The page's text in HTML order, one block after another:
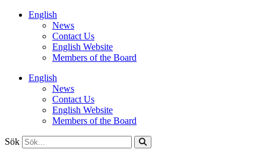
HoppaEnglish
News
Contact Us
English Website
Members of the Board
English
News
Contact Us
English Website
Members of the Board
Sök